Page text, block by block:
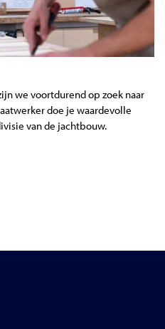
we voortdurend op zoek naar
doe je waardevolle
van de jachtbouw.